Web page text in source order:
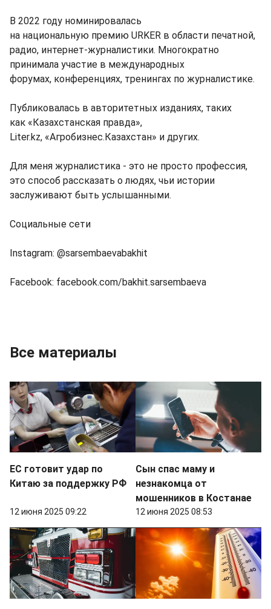
В 2022 году номинировалась
на национальную премию URKER в области печатной,
радио, интернет-журналистики. Многократно
принимала участие в международных
форумах, конференциях, тренингах по журналистике.
Публиковалась в авторитетных изданиях, таких
как «Казахстанская правда»,
Liter.kz, «Агробизнес.Казахстан» и других.
Для меня журналистика - это не просто профессия,
это способ рассказать о людях, чьи истории
заслуживают быть услышанными.
Социальные сети
Instagram: @sarsembaevabakhit
Facebook: facebook.com/bakhit.sarsembaeva
Все материалы
ЕС готовит удар по
Китаю за поддержку РФ
12 июня 2025 09:22
Сын спас маму и
незнакомца от
мошенников в Костанае
12 июня 2025 08:53